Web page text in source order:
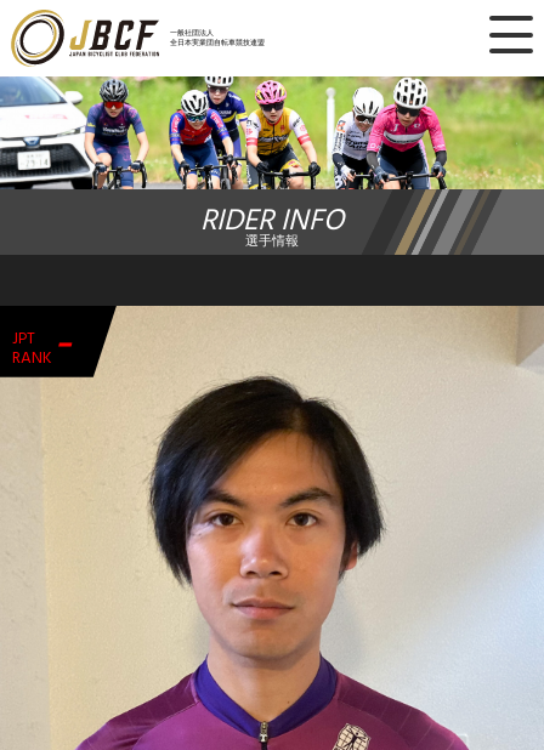
一般社団法人
全日本実業団自転車競技連盟
×
ニュース
レース日程
ランキング
競技ガイド
加盟・登録
エントリー
JBCF ROAD SERIESとは
RIDER INFO
選手情報
JPT
RANK -